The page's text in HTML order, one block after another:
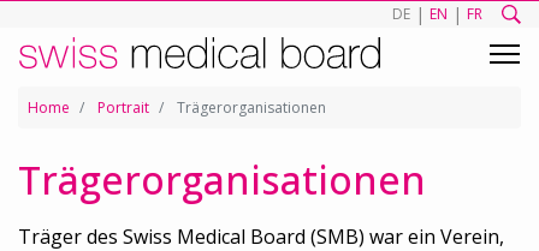
DE | EN | FR
Home Portrait Trägerorganisationen
Trägerorganisationen
Träger des Swiss Medical Board (SMB) war ein Verein,